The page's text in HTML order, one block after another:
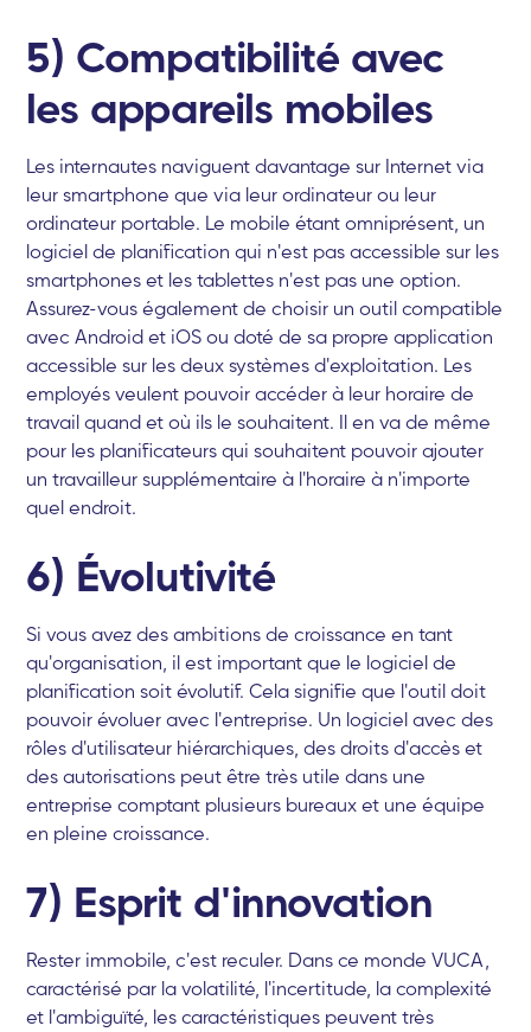
5) Compatibilité avec
les appareils mobiles
Les internautes naviguent davantage sur Internet via
leur smartphone que via leur ordinateur ou leur
ordinateur portable. Le mobile étant omniprésent, un
logiciel de planification qui n'est pas accessible sur les
smartphones et les tablettes n'est pas une option.
Assurez-vous également de choisir un outil compatible
avec Android et iOS ou doté de sa propre application
accessible sur les deux systèmes d'exploitation. Les
employés veulent pouvoir accéder à leur horaire de
travail quand et où ils le souhaitent. Il en va de même
pour les planificateurs qui souhaitent pouvoir ajouter
un travailleur supplémentaire à l'horaire à n'importe
quel endroit.
6) Évolutivité
Si vous avez des ambitions de croissance en tant
qu'organisation, il est important que le logiciel de
planification soit évolutif. Cela signifie que l'outil doit
pouvoir évoluer avec l'entreprise. Un logiciel avec des
rôles d'utilisateur hiérarchiques, des droits d'accès et
des autorisations peut être très utile dans une
entreprise comptant plusieurs bureaux et une équipe
en pleine croissance.
7) Esprit d'innovation
Rester immobile, c'est reculer. Dans ce monde VUCA,
caractérisé par la volatilité, l'incertitude, la complexité
et l'ambiguïté, les caractéristiques peuvent très